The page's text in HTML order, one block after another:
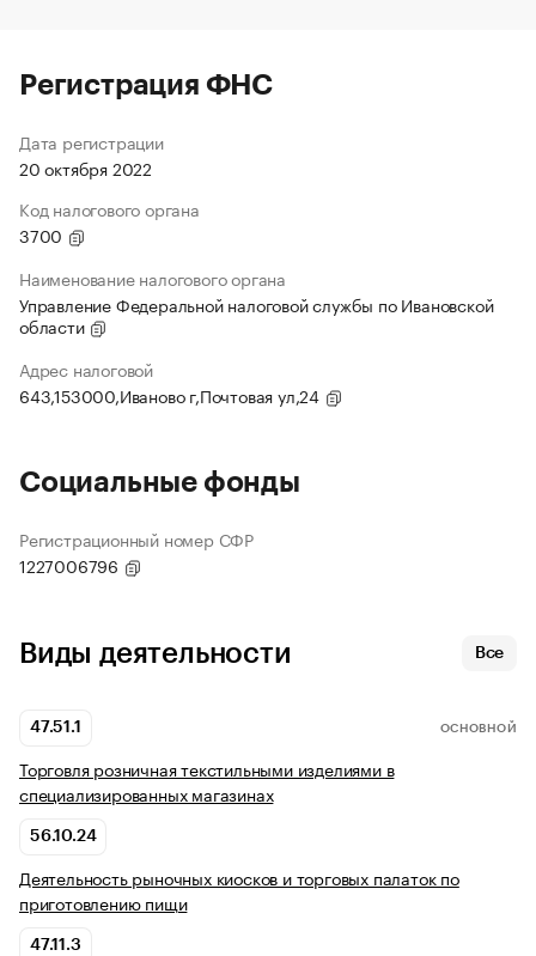
Регистрация ФНС
Дата регистрации
20 октября 2022
Код налогового органа
3700
Наименование налогового органа
Управление Федеральной налоговой службы по Ивановской
области
Адрес налоговой
643,153000,Иваново г,Почтовая ул,24
Социальные фонды
Регистрационный номер СФР
1227006796
Виды деятельности Все
47.51.1 ОСНОВНОЙ
Торговля розничная текстильными изделиями в
специализированных магазинах
56.10.24
Деятельность рыночных киосков и торговых палаток по
приготовлению пищи
47.11.3